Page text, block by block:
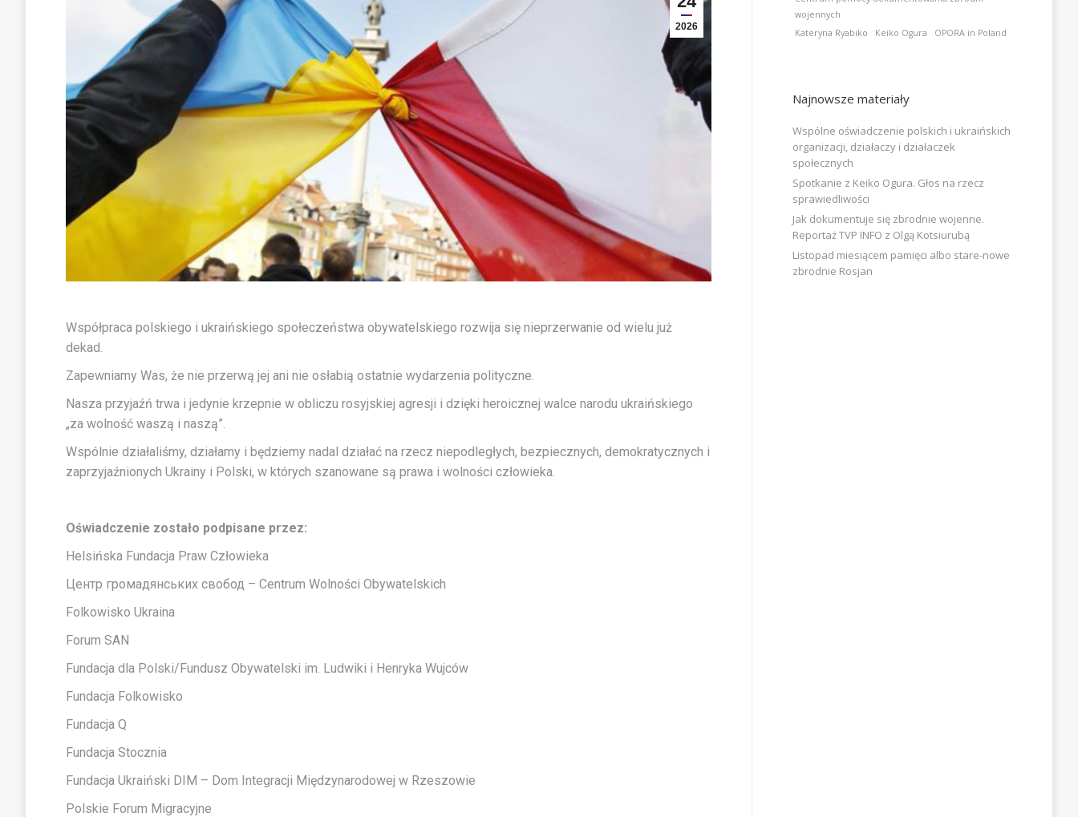
2026
Współpraca polskiego i ukraińskiego społeczeństwa obywatelskiego rozwija się nieprzerwanie od wielu już
dekad.
Zapewniamy Was, że nie przerwą jej ani nie osłabią ostatnie wydarzenia polityczne.
Nasza przyjaźń trwa i jedynie krzepnie w obliczu rosyjskiej agresji i dzięki heroicznej walce narodu ukraińskiego
„za wolność waszą i naszą”.
Wspólnie działaliśmy, działamy i będziemy nadal działać na rzecz niepodległych, bezpiecznych, demokratycznych i
zaprzyjaźnionych Ukrainy i Polski, w których szanowane są prawa i wolności człowieka.
Oświadczenie zostało podpisane przez:
Helsińska Fundacja Praw Człowieka
Центр громадянських свобод – Centrum Wolności Obywatelskich
Folkowisko Ukraina
Forum SAN
Fundacja dla Polski/Fundusz Obywatelski im. Ludwiki i Henryka Wujców
Fundacja Folkowisko
Fundacja Q
Fundacja Stocznia
Fundacja Ukraiński DIM – Dom Integracji Międzynarodowej w Rzeszowie
Polskie Forum Migracyjne
wojennych
Kateryna Ryabiko
Keiko Ogura OPORA in Poland
Najnowsze materiały
Wspólne oświadczenie polskich i ukraińskich
organizacji, działaczy i działaczek
społecznych
Spotkanie z Keiko Ogura. Głos na rzecz
sprawiedliwości
Jak dokumentuje się zbrodnie wojenne.
Reportaż TVP INFO z Olgą Kotsiurubą
Listopad miesiącem pamięci albo stare-nowe
zbrodnie Rosjan